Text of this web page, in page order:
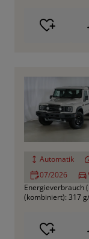
Automatik
07/2026
Energieverbrauch
(kombiniert): 317